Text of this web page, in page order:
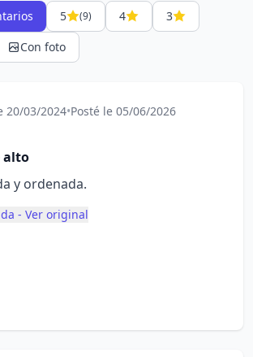
5 (9) 4
3
Con foto
20/03/2024•Posté le 05/06/2026
alto
y ordenada.
- Ver original